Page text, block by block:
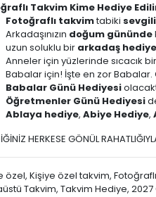
Takvim Kime Hediye
Fotoğraflı takvimtabiki
Arkadaşınızın doğum gününde
uzun soluklu bir arkadaş
Anneler için yüzlerinde sıcacık
Babalar için! İşte en zor Babalar.
Babalar Günü Hediyesi
Öğretmenler Günü Hediyesi
Ablaya hediye, Abiye Hediye,
HERKESE GÖNÜL
özel, Kişiye özel takvim,
Takvim, Takvim Hediye,